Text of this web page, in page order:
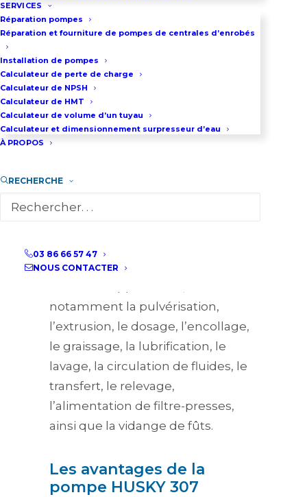
SERVICES
Réparation pompes
Réparation et fourniture de pompes de centrales d’enrobés
Installation de pompes
Calculateur de perte de charge
Calculateur de NPSH
Calculateur de HMT
Calculateur de volume d’un tuyau
Calculateur et dimensionnement surpresseur d’eau
À PROPOS
RECHERCHE
03 86 66 57 47
NOUS CONTACTER
La pompe HUSKY 307, produite par
le fabricant GRACO, est reconnue
mondialement pour sa fiabilité
parmi les modèles de pompes
pneumatiques à membranes.
Conçue pour un usage
besoins d’industries variées telles
travaux publics, et bien d’autres
Elle est utilisée pour un large
notamment la pulvérisation,
l’extrusion, le dosage, l’encollage,
le graissage, la lubrification, le
lavage, la circulation de fluides, le
transfert, le relevage,
l’alimentation de filtre-presses,
ainsi que la vidange de fûts.
Les avantages de la
pompe HUSKY 307